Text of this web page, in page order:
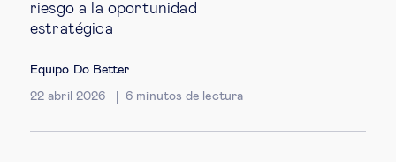
riesgo a la oportunidad
estratégica
Equipo Do Better
22 abril 2026 6 minutos de lectura